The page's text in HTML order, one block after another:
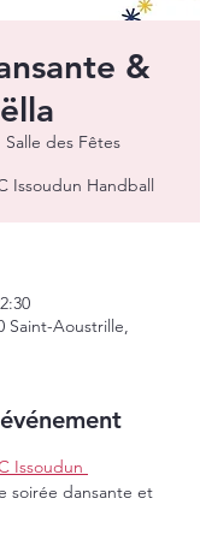
&
Salle des Fêtes
Issoudun Handball
Saint-Aoustrille,
Issoudun
soirée dansante et